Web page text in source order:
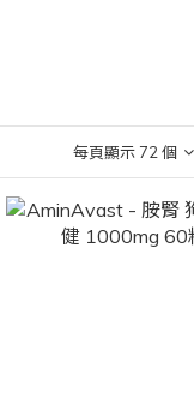
每頁顯示 72 個